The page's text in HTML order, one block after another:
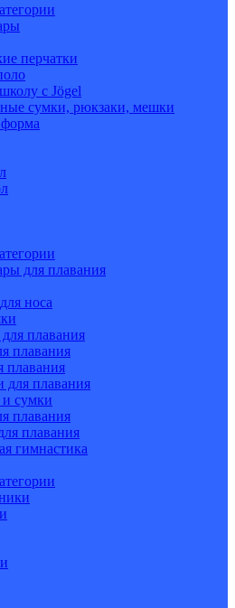
перчатки
c Jögel
сумки, рюкзаки, мешки
для плавания
носа
плавания
плавания
плавания
плавания
сумки
плавания
плавания
гимнастика